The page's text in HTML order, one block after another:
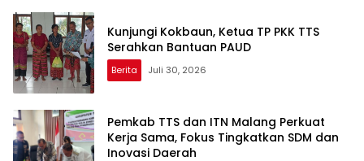
Kunjungi Kokbaun, Ketua TP PKK TTS
Serahkan Bantuan PAUD
Berita Juli 30, 2026
Pemkab TTS dan ITN Malang Perkuat
Kerja Sama, Fokus Tingkatkan SDM dan
Inovasi Daerah